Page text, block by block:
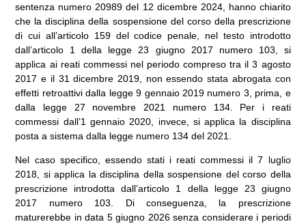
sentenza numero 20989 del 12 dicembre 2024, hanno chiarito
che la disciplina della sospensione del corso della prescrizione
di cui all’articolo 159 del codice penale, nel testo introdotto
dall’articolo 1 della legge 23 giugno 2017 numero 103, si
applica ai reati commessi nel periodo compreso tra il 3 agosto
2017 e il 31 dicembre 2019, non essendo stata abrogata con
effetti retroattivi dalla legge 9 gennaio 2019 numero 3, prima, e
dalla legge 27 novembre 2021 numero 134. Per i reati
commessi dall’1 gennaio 2020, invece, si applica la disciplina
posta a sistema dalla legge numero 134 del 2021.
Nel caso specifico, essendo stati i reati commessi il 7 luglio
2018, si applica la disciplina della sospensione del corso della
prescrizione introdotta dall’articolo 1 della legge 23 giugno
2017 numero 103. Di conseguenza, la prescrizione
maturerebbe in data 5 giugno 2026 senza considerare i periodi